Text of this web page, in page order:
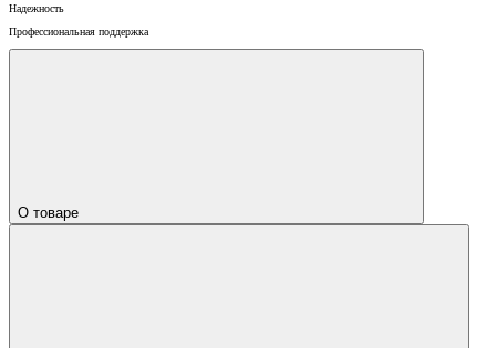
Надежность
Профессиональная поддержка
О товаре